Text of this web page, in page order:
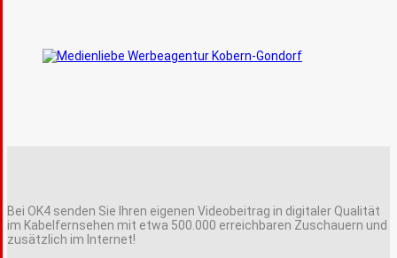
Bei OK4 senden Sie Ihren eigenen Videobeitrag in digitaler Qualität
im Kabelfernsehen mit etwa 500.000 erreichbaren Zuschauern und
zusätzlich im Internet!